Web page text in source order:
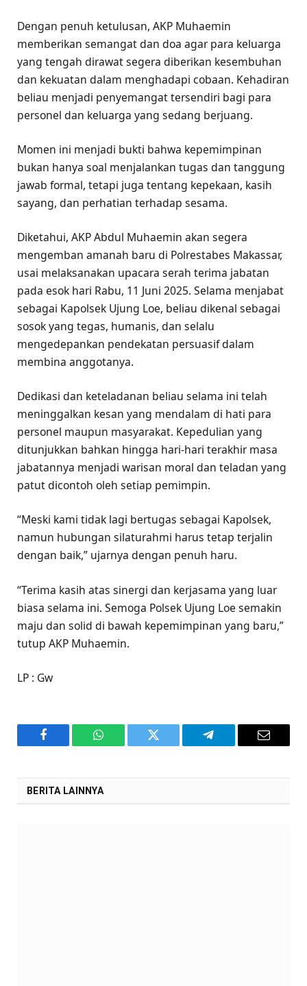
Dengan penuh ketulusan, AKP Muhaemin
memberikan semangat dan doa agar para keluarga
yang tengah dirawat segera diberikan kesembuhan
dan kekuatan dalam menghadapi cobaan. Kehadiran
beliau menjadi penyemangat tersendiri bagi para
personel dan keluarga yang sedang berjuang.
Momen ini menjadi bukti bahwa kepemimpinan
bukan hanya soal menjalankan tugas dan tanggung
jawab formal, tetapi juga tentang kepekaan, kasih
sayang, dan perhatian terhadap sesama.
Diketahui, AKP Abdul Muhaemin akan segera
mengemban amanah baru di Polrestabes Makassar,
usai melaksanakan upacara serah terima jabatan
pada esok hari Rabu, 11 Juni 2025. Selama menjabat
sebagai Kapolsek Ujung Loe, beliau dikenal sebagai
sosok yang tegas, humanis, dan selalu
mengedepankan pendekatan persuasif dalam
membina anggotanya.
Dedikasi dan keteladanan beliau selama ini telah
meninggalkan kesan yang mendalam di hati para
personel maupun masyarakat. Kepedulian yang
ditunjukkan bahkan hingga hari-hari terakhir masa
jabatannya menjadi warisan moral dan teladan yang
patut dicontoh oleh setiap pemimpin.
“Meski kami tidak lagi bertugas sebagai Kapolsek,
namun hubungan silaturahmi harus tetap terjalin
dengan baik,” ujarnya dengan penuh haru.
“Terima kasih atas sinergi dan kerjasama yang luar
biasa selama ini. Semoga Polsek Ujung Loe semakin
maju dan solid di bawah kepemimpinan yang baru,”
tutup AKP Muhaemin.
LP : Gw
Facebook WhatsAppTwitter Telegram Email
BERITA LAINNYA